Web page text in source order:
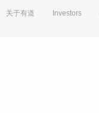
关于有道 Investors